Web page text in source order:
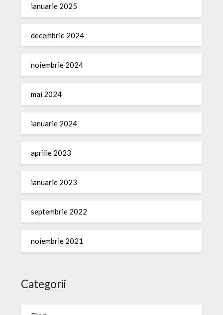
ianuarie 2025
decembrie 2024
noiembrie 2024
mai 2024
ianuarie 2024
aprilie 2023
ianuarie 2023
septembrie 2022
noiembrie 2021
Categorii